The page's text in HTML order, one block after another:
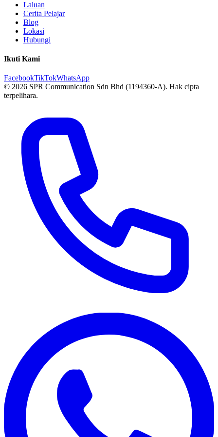
Laluan
Cerita Pelajar
Blog
Lokasi
Hubungi
Ikuti Kami
FacebookTikTokWhatsApp
© 2026 SPR Communication Sdn Bhd (1194360-A). Hak cipta
terpelihara.